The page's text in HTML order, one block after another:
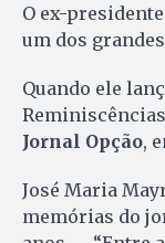
O ex-
um dos
Quando ele
Jornal Opção,
José Maria
memórias do